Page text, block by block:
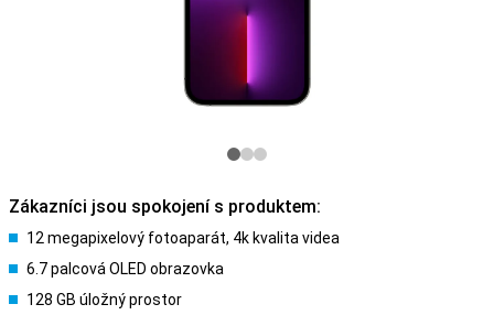
Zákazníci jsou spokojení s produktem:
12 megapixelový fotoaparát, 4k kvalita videa
6.7 palcová OLED obrazovka
128 GB úložný prostor